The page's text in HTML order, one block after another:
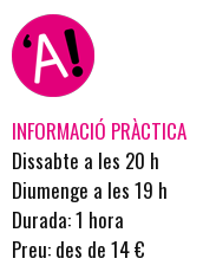
INFORMACIÓ PRÀCTICA
Dissabte a les 20 h
Diumenge a les 19 h
Durada: 1 hora
Preu: des de 14 €